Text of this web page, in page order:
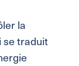
la
se traduit